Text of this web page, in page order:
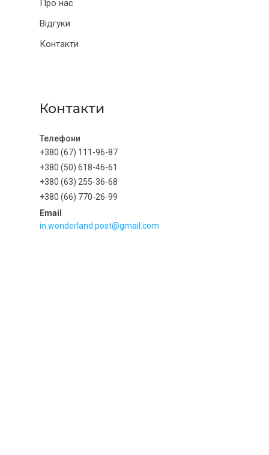
Про нас
Відгуки
Контакти
Контакти
+380 (67) 111-96-87
+380 (50) 618-46-61
+380 (63) 255-36-68
+380 (66) 770-26-99
in.wonderland.post@gmail.com